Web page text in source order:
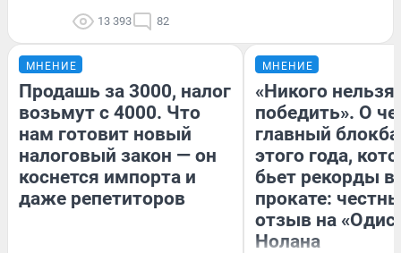
13 393 82
МНЕНИЕ
Продашь за 3000, налог
возьмут с 4000. Что
нам готовит новый
налоговый закон — он
коснется импорта и
даже репетиторов
МНЕНИЕ
«Никого нельзя
победить». О
главный
этого года,
бьет рекорды в
прокате:
отзыв на
Нолана